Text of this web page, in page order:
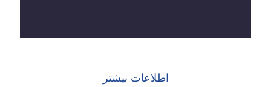
اطلاعات بیشتر